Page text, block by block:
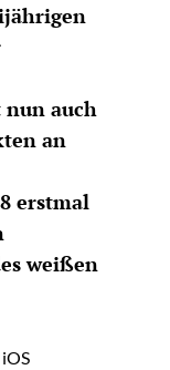
auch
an
erstmal
weißen
iOS